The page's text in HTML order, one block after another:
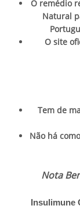
O remédio
Natural
O site
Tem de
Não há
Nota
Insulimune